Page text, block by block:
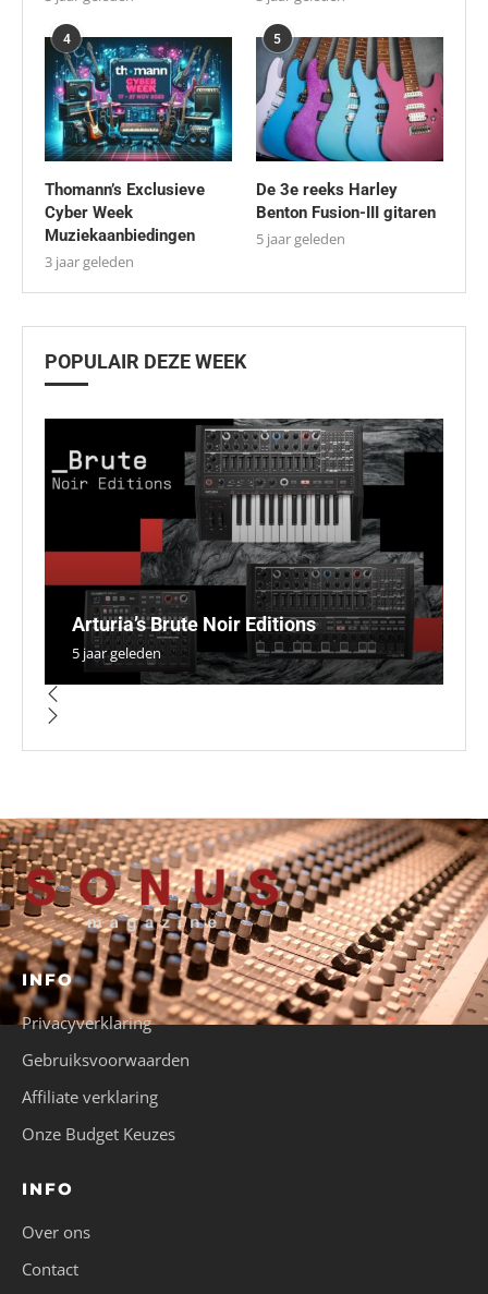
4
Thomann’s Exclusieve
Cyber Week
Muziekaanbiedingen
3 jaar geleden
5
De 3e reeks Harley
Benton Fusion-III gitaren
5 jaar geleden
POPULAIR DEZE WEEK
Arturia’s Brute Noir Editions
5 jaar geleden
INFO
Privacyverklaring
Gebruiksvoorwaarden
Affiliate verklaring
Onze Budget Keuzes
INFO
Over ons
Contact